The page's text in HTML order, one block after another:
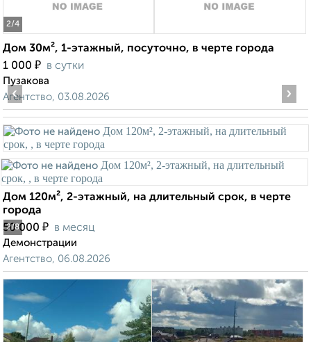
2/4
Дом 30м², 1-этажный, посуточно, в черте города
1 000 ₽ в сутки
Пузакова
Агентство, 03.08.2026
2/8
‹ ›
Дом 120м², 2-этажный, на длительный срок, в черте
города
50 000 ₽ в месяц
Демонстрации
Агентство, 06.08.2026